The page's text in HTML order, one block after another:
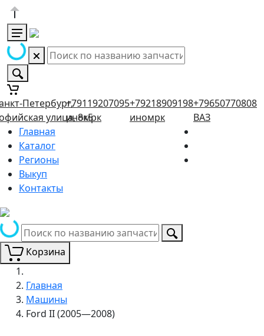
Петербург,
улица, 8к5
+79119207095
иномрк
+79218909198
иномрк
+79650770808
ВАЗ
Главная
Каталог
Регионы
Выкуп
Контакты
Корзина
Главная
Машины
Ford II (2005—2008)